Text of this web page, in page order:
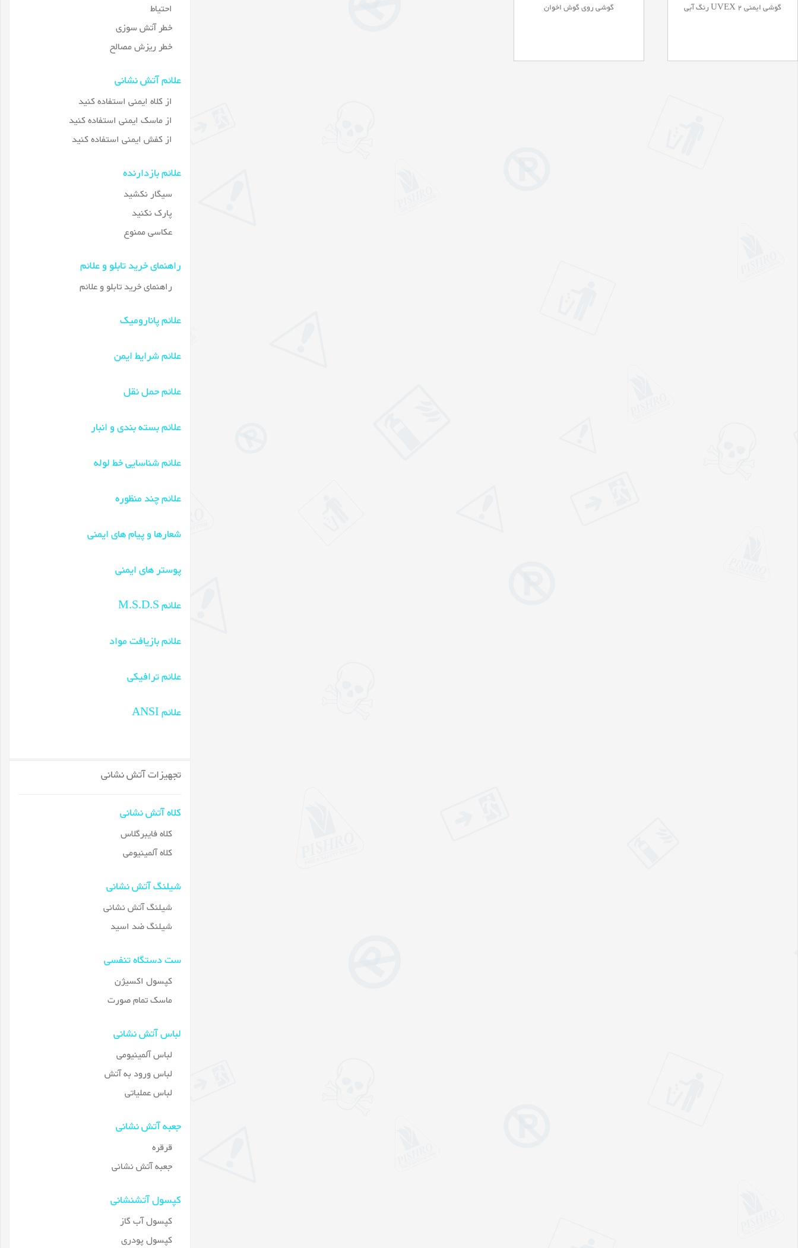
گوشی ایمنی 2 UVEX رنگ آبی گوشی روی گوش اخوان
احتیاط
خطر آتش سوزی
خطر ریزش مصالح
علائم آتش نشانی
از کلاه ایمنی استفاده کنید
از ماسک ایمنی استفاده کنید
از کفش ایمنی استفاده کنید
علائم بازدارنده
سیگار نکشید
پارک نکنید
عکاسی ممنوع
راهنمای خرید تابلو و علائم
راهنمای خرید تابلو و علائم
علائم پانارومیک
علائم شرایط ایمن
علائم حمل نقل
علائم بسته بندی و انبار
علائم شناسایی خط لوله
علائم چند منظوره
شعارها و پیام های ایمنی
پوستر های ایمنی
علائم M.S.D.S
علائم بازیافت مواد
علائم ترافیکی
علائم ANSI
تجهیزات آتش نشانی
کلاه آتش نشانی
کلاه فایبرگلاس
کلاه آلمینیومی
شیلنگ آتش نشانی
شیلنگ آتش نشانی
شیلنگ ضد اسید
ست دستگاه تنفسی
کپسول اکسیژن
ماسک تمام صورت
لباس آتش نشانی
لباس آلمینیومی
لباس ورود به آتش
لباس عملیاتی
جعبه آتش نشانی
قرقره
جعبه آتش نشانی
کپسول آتشنشانی
کپسول آب گاز
کپسول پودری